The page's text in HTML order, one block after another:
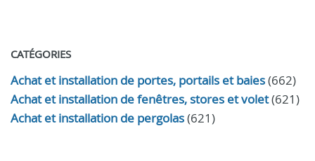
CATÉGORIES
Achat et installation de portes, portails et baies(662)
Achat et installation de fenêtres, stores et volet(621)
Achat et installation de pergolas(621)